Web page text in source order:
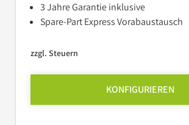
3 Jahre Garantie inklusive
Spare-Part Express Vorabaustausch
zzgl. Steuern
KONFIGURIEREN